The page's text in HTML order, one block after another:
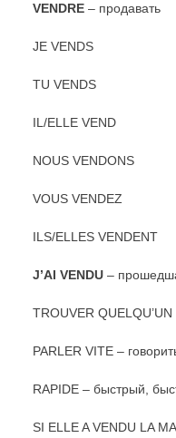
VENDRE– продавать
JE VENDS
TU VENDS
IL/ELLE VEND
NOUS VENDONS
VOUS VENDEZ
ILS/ELLES VENDENT
J’AI VENDU –
TROUVER QUELQU’UN
PARLER VITE –
RAPIDE – быстрый,
SI ELLE A VENDU LA